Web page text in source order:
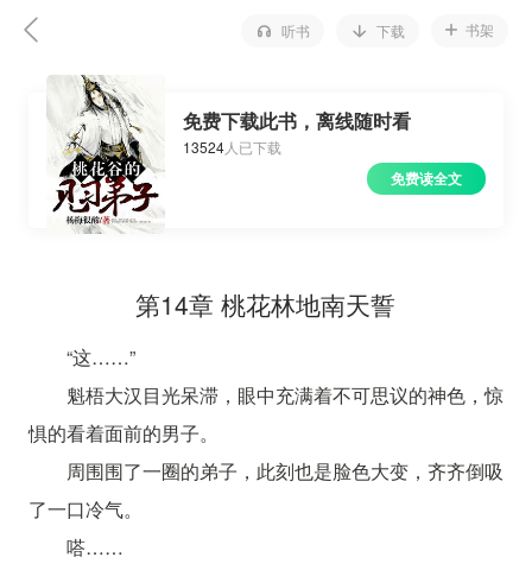
听书 下载 书架
免费下载此书，离线随时看
13524人已下载
免费读全文
第14章 桃花林地南天誓
“这……”
魁梧大汉目光呆滞，眼中充满着不可思议的神色，惊
惧的看着面前的男子。
周围围了一圈的弟子，此刻也是脸色大变，齐齐倒吸
了一口冷气。
嗒……